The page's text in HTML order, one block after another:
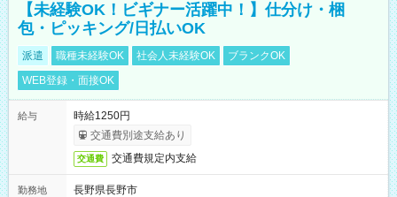
【未経験OK！ビギナー活躍中！】仕分け・梱
包・ピッキング/日払いOK
派遣 職種未経験OK 社会人未経験OK
ブランクOK
WEB登録・面接OK
給与
時給1250円
交通費別途支給あり
交通費 交通費規定内支給
勤務地
長野県長野市